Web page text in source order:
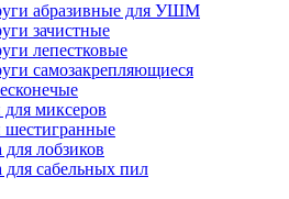
абразивные для УШМ
зачистные
лепестковые
самозакрепляющиеся
миксеров
шестигранные
лобзиков
для сабельных пил